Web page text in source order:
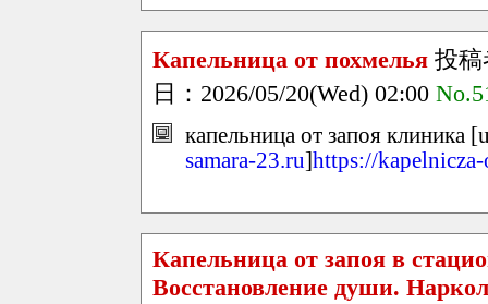
Капельница от похмелья 投
日：2026/05/20(Wed) 02:00
капельница от запоя клиника
samara-23.ru]https://
Капельница от запоя в
Восстановление души.